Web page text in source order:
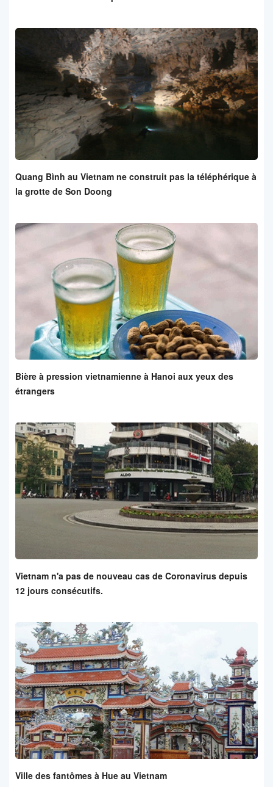
Quang Bình au Vietnam ne construit pas la téléphérique à
la grotte de Son Doong
Bière à pression vietnamienne à Hanoi aux yeux des
étrangers
Vietnam n'a pas de nouveau cas de Coronavirus depuis
12 jours consécutifs.
Ville des fantômes à Hue au Vietnam